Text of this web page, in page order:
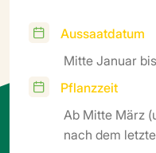
Aussaatdatum
Mitte Januar
Pflanzzeit
Ab Mitte März
nach dem